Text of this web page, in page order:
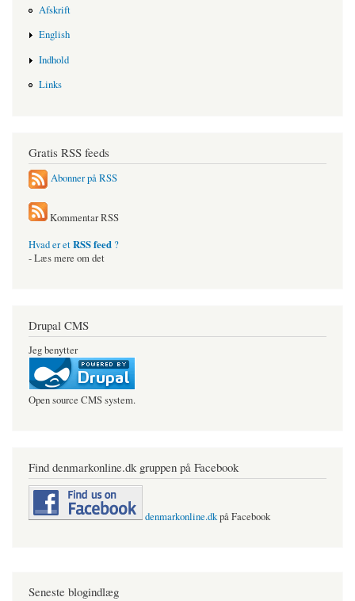
Afskrift
English
Indhold
Links
Gratis RSS feeds
Abonner på RSS
Kommentar RSS
Hvad er etRSS feed ?
- Læs mere om det
Drupal CMS
Jeg benytter
Open source CMS system.
Find denmarkonline.dk gruppen på Facebook
denmarkonline.dkpå Facebook
Seneste blogindlæg